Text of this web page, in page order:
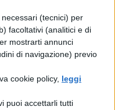
(tecnici) per
facoltativi (analitici e di
mostrarti annunci
di navigazione) previo
cookie policy, leggi
puoi accettarli tutti
assomiglia a
attendere
se la nuova
cinema per
i cuori delle